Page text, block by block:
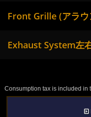
Front Grille (アラウ
Exhaust System左
Consumption tax is included in